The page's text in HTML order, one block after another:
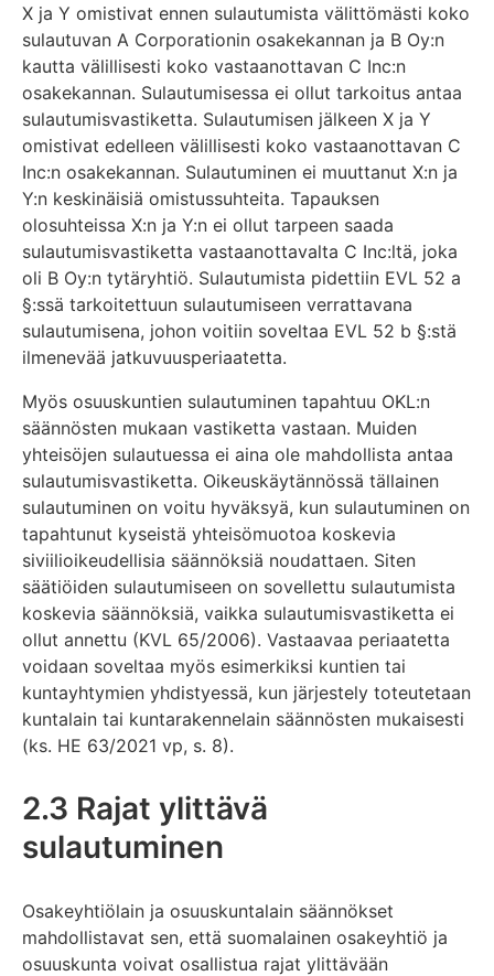
X ja Y omistivat ennen sulautumista välittömästi koko
sulautuvan A Corporationin osakekannan ja B Oy:n
kautta välillisesti koko vastaanottavan C Inc:n
osakekannan. Sulautumisessa ei ollut tarkoitus antaa
sulautumisvastiketta. Sulautumisen jälkeen X ja Y
omistivat edelleen välillisesti koko vastaanottavan C
Inc:n osakekannan. Sulautuminen ei muuttanut X:n ja
Y:n keskinäisiä omistussuhteita. Tapauksen
olosuhteissa X:n ja Y:n ei ollut tarpeen saada
sulautumisvastiketta vastaanottavalta C Inc:ltä, joka
oli B Oy:n tytäryhtiö. Sulautumista pidettiin EVL 52 a
§:ssä tarkoitettuun sulautumiseen verrattavana
sulautumisena, johon voitiin soveltaa EVL 52 b §:stä
ilmenevää jatkuvuusperiaatetta.
Myös osuuskuntien sulautuminen tapahtuu OKL:n
säännösten mukaan vastiketta vastaan. Muiden
yhteisöjen sulautuessa ei aina ole mahdollista antaa
sulautumisvastiketta. Oikeuskäytännössä tällainen
sulautuminen on voitu hyväksyä, kun sulautuminen on
tapahtunut kyseistä yhteisömuotoa koskevia
siviilioikeudellisia säännöksiä noudattaen. Siten
säätiöiden sulautumiseen on sovellettu sulautumista
koskevia säännöksiä, vaikka sulautumisvastiketta ei
ollut annettu (KVL 65/2006). Vastaavaa periaatetta
voidaan soveltaa myös esimerkiksi kuntien tai
kuntayhtymien yhdistyessä, kun järjestely toteutetaan
kuntalain tai kuntarakennelain säännösten mukaisesti
(ks. HE 63/2021 vp, s. 8).
2.3 Rajat ylittävä
sulautuminen
Osakeyhtiölain ja osuuskuntalain säännökset
mahdollistavat sen, että suomalainen osakeyhtiö ja
osuuskunta voivat osallistua rajat ylittävään